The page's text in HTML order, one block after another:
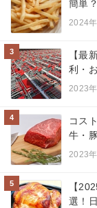
簡単
2024
3
【最
利・
2023
4
コス
牛・
2023
5
【
選！